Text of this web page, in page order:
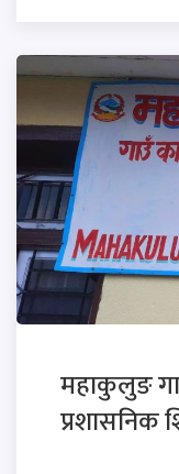
महाकुलुङ
प्रशासनिक